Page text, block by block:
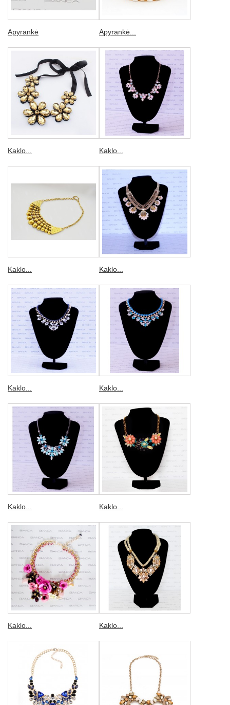
Apyrankė Apyrankė...
Kaklo... Kaklo...
Kaklo... Kaklo...
Kaklo... Kaklo...
Kaklo... Kaklo...
Kaklo... Kaklo...